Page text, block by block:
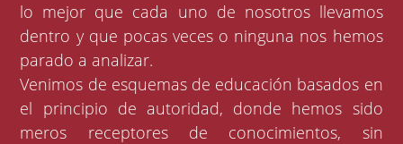
lo mejor que cada uno de nosotros llevamos
dentro y que pocas veces o ninguna nos hemos
parado a analizar.
Venimos de esquemas de educación basados en
el principio de autoridad, donde hemos sido
meros receptores de conocimientos, sin